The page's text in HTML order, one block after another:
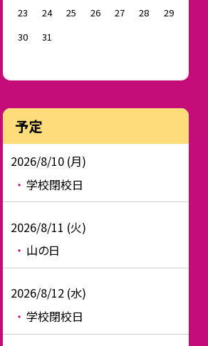
23
24 25 26 27 28
29
30
31
予定
2026/8/10 (月)
学校閉校日
2026/8/11 (火)
山の日
2026/8/12 (水)
学校閉校日